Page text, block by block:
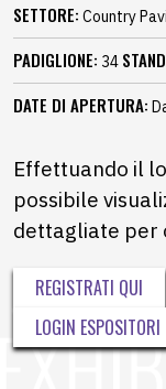
SETTORE: Country
PADIGLIONE: 34
DATE DI APERTURA:
Effettuando il
possibile
dettagliate per
REGISTRATI QUI
LOGIN ESPOSITORI